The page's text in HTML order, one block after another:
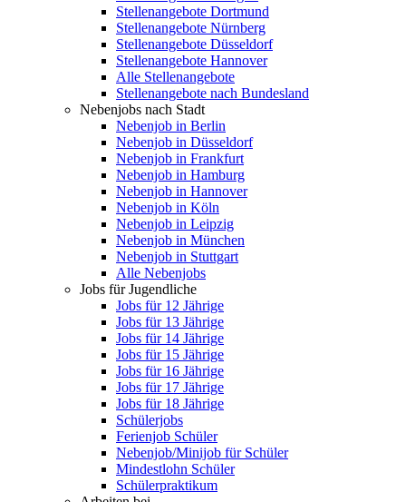
Stellenangebote Dortmund
Stellenangebote Nürnberg
Stellenangebote Düsseldorf
Stellenangebote Hannover
Alle Stellenangebote
Stellenangebote nach Bundesland
Nebenjobs nach Stadt
Nebenjob in Berlin
Nebenjob in Düsseldorf
Nebenjob in Frankfurt
Nebenjob in Hamburg
Nebenjob in Hannover
Nebenjob in Köln
Nebenjob in Leipzig
Nebenjob in München
Nebenjob in Stuttgart
Alle Nebenjobs
Jobs für Jugendliche
Jobs für 12 Jährige
Jobs für 13 Jährige
Jobs für 14 Jährige
Jobs für 15 Jährige
Jobs für 16 Jährige
Jobs für 17 Jährige
Jobs für 18 Jährige
Schülerjobs
Ferienjob Schüler
Nebenjob/Minijob für Schüler
Mindestlohn Schüler
Schülerpraktikum